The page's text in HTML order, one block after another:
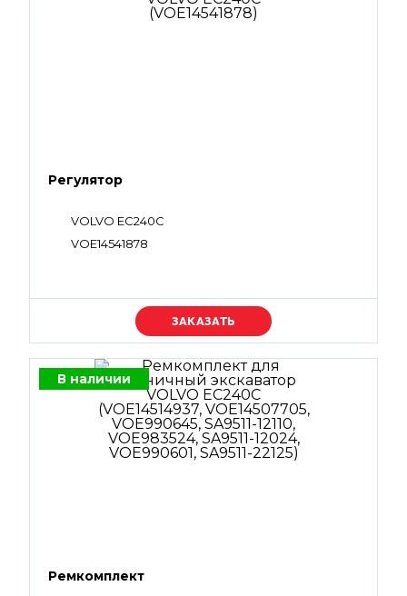
Регулятор
VOLVO EC240C
VOE14541878
Уточняйте цену
В наличии
Ремкомплект